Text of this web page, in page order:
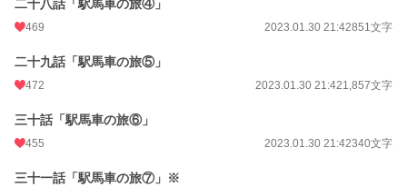
二十八話「駅馬車の旅④」
469 2023.01.30 21:42851文字
二十九話「駅馬車の旅⑤」
472 2023.01.30 21:421,857文字
三十話「駅馬車の旅⑥」
455 2023.01.30 21:42340文字
三十一話「駅馬車の旅⑦」※